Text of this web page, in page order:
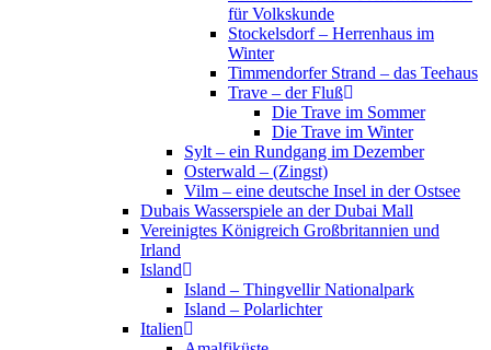
für Volkskunde
Stockelsdorf – Herrenhaus im
Winter
Timmendorfer Strand – das Teehaus
Trave – der Fluß
Die Trave im Sommer
Die Trave im Winter
Sylt – ein Rundgang im Dezember
Osterwald – (Zingst)
Vilm – eine deutsche Insel in der Ostsee
Dubais Wasserspiele an der Dubai Mall
Vereinigtes Königreich Großbritannien und
Irland
Island
Island – Thingvellir Nationalpark
Island – Polarlichter
Italien